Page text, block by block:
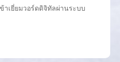
าเยี่ยมวอร์ดดิจิทัลผ่านระบบ